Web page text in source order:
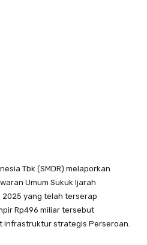
Tbk (SMDR) melaporkan
Umum Sukuk Ijarah
2025 yang telah terserap
Rp496 miliar tersebut
infrastruktur strategis Perseroan.